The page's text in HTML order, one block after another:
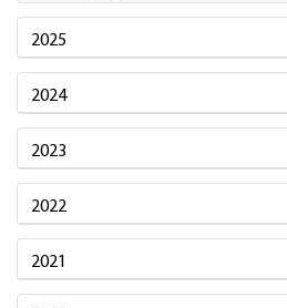
2025
2024
2023
2022
2021